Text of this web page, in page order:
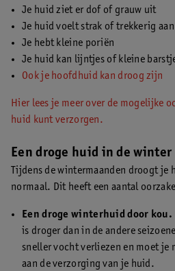
Je huid ziet er dof of grauw uit
Je huid voelt strak of trekkerig aan
Je hebt kleine poriën
Je huid kan lijntjes of kleine
Ook je hoofdhuid kan droog zijn
Hier lees je meer over de mogelijke
huid kunt verzorgen.
Een droge huid in de winter
Tijdens de wintermaanden droogt je
normaal. Dit heeft een aantal
Een droge winterhuid door kou.
is droger dan in de andere
sneller vocht verliezen en moet je
aan de verzorging van je huid.